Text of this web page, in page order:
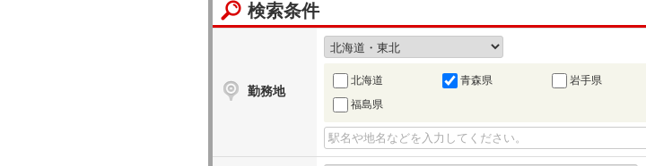
検索条件
勤務地
北海道 青森県 岩手県
福島県